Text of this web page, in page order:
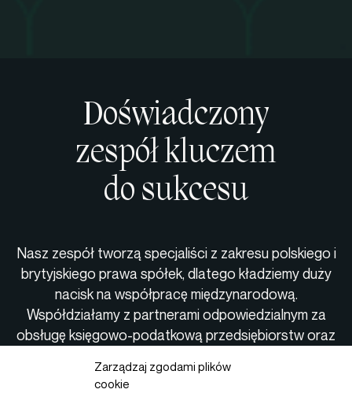
Zarządzaj zgodami plików
cookie
Doświadczony
zespół kluczem
do sukcesu
Nasz zespół tworzą specjaliści z zakresu polskiego i
brytyjskiego prawa spółek, dlatego kładziemy duży
nacisk na współpracę międzynarodową.
Współdziałamy z partnerami odpowiedzialnym za
obsługę księgowo-podatkową przedsiębiorstw oraz
jesteśmy w stanie zapewnić fachową i kompleksową